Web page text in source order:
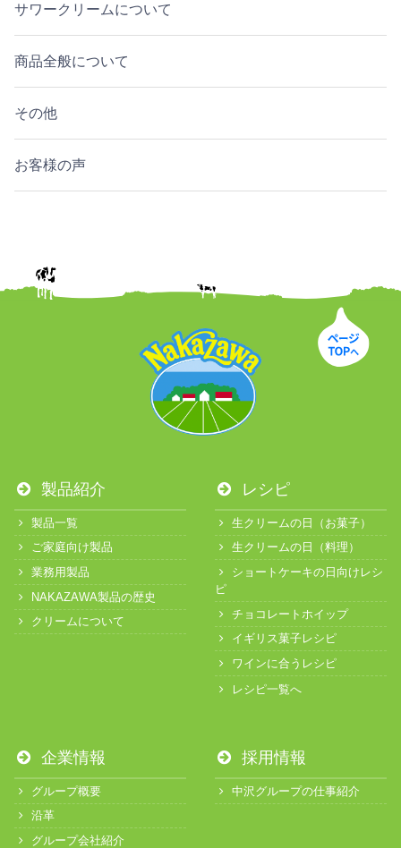
サワークリームについて
商品全般について
その他
お客様の声
製品紹介
製品一覧
ご家庭向け製品
業務用製品
NAKAZAWA製品の歴史
クリームについて
レシピ
生クリームの日（お菓子）
生クリームの日（料理）
ショートケーキの日向けレシ
ピ
チョコレートホイップ
イギリス菓子レシピ
ワインに合うレシピ
レシピ一覧へ
企業情報
グループ概要
沿革
グループ会社紹介
採用情報
中沢グループの仕事紹介